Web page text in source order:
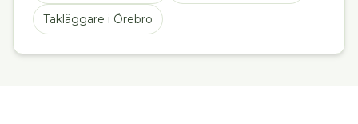
Takläggare i Örebro